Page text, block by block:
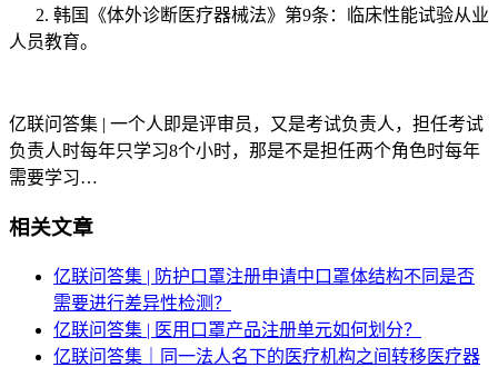
2. 韩国《体外诊断医疗器械法》第9条：临床性能试验从业
人员教育。
亿联问答集 | 一个人即是评审员，又是考试负责人，担任考试
负责人时每年只学习8个小时，那是不是担任两个角色时每年
需要学习…
相关文章
亿联问答集 | 防护口罩注册申请中口罩体结构不同是否
需要进行差异性检测？
亿联问答集 | 医用口罩产品注册单元如何划分？
亿联问答集｜同一法人名下的医疗机构之间转移医疗器